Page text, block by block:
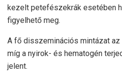
kezelt petefészekrák esetében
figyelhető meg.
A fő disszeminációs mintázat
míg a nyirok- és hematogén
jelent.